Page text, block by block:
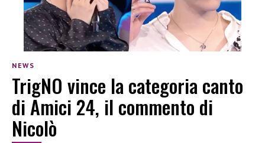
NEWS
TrigNO vince la categoria canto
di Amici 24, il commento di
Nicolò